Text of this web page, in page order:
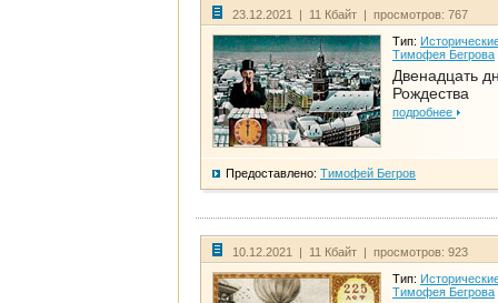
23.12.2021 | 11 Кбайт | просмотров: 767
Тип:
Тимофея Бегрова
Двенадцать
Рождества
подробнее
Предоставлено: Тимофей Бегров
10.12.2021 | 11 Кбайт | просмотров: 923
Тип:
Тимофея Бегрова